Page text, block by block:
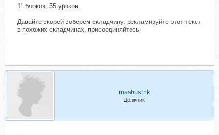
11 блоков, 55 уроков.
Давайте скорей соберём складчину, рекламируйте этот текст
в похожих складчинах, присоединяйтесь
mashustrik
Должник